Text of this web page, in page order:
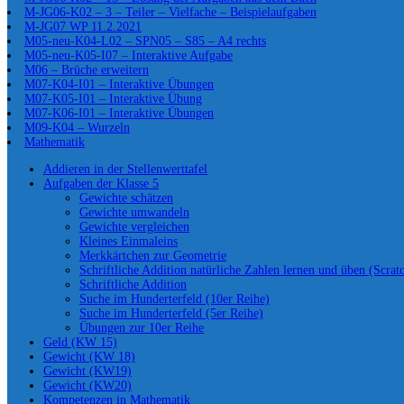
M-JG06-K02 – 3 – Teiler – Vielfache – Beispielaufgaben
M-JG07 WP 11.2.2021
M05-neu-K04-L02 – SPN05 – S85 – A4 rechts
M05-neu-K05-I07 – Interaktive Aufgabe
M06 – Brüche erweitern
M07-K04-I01 – Interaktive Übungen
M07-K05-I01 – Interaktive Übung
M07-K06-I01 – Interaktive Übungen
M09-K04 – Wurzeln
Mathematik
Addieren in der Stellenwerttafel
Aufgaben der Klasse 5
Gewichte schätzen
Gewichte umwandeln
Gewichte vergleichen
Kleines Einmaleins
Merkkärtchen zur Geometrie
Schriftliche Addition natürliche Zahlen lernen und üben
Schriftliche Addition
Suche im Hunderterfeld (10er Reihe)
Suche im Hunderterfeld (5er Reihe)
Übungen zur 10er Reihe
Geld (KW 15)
Gewicht (KW 18)
Gewicht (KW19)
Gewicht (KW20)
Kompetenzen in Mathematik